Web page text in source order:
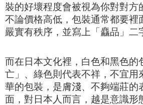
裝的好壞程度會被視為你對對方
不論價格高低，包裝通常都要裡
嚴實有秩序，並寫上「麤品」二
而在日本文化裡，白色和黑色的
亡」、綠色則代表不祥，不宜用
華的包裝，是膚淺、不夠端莊的
面，對日本人而言，越是意識形